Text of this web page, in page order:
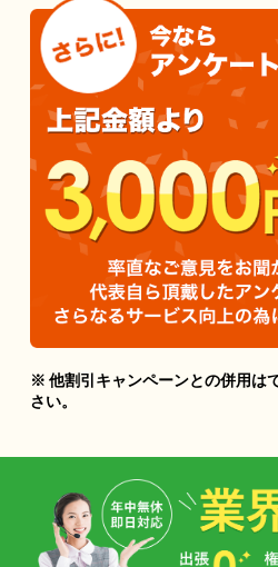
※ 他割引キャンペーンとの併用は
さい。